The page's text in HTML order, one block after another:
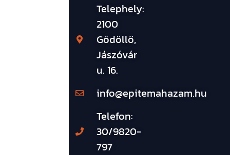
Telephely:
2100
Gödöllő,
Jászóvár
u. 16.
info@epitemahazam.hu
Telefon:
30/9820-
797